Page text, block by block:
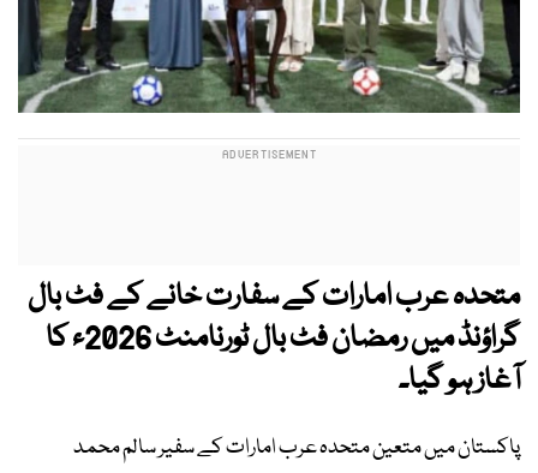
متحدہ عرب امارات کے سفارت خانے کے فٹ بال
گراؤنڈ میں رمضان فٹ بال ٹورنامنٹ 2026ء کا
آغاز ہو گیا۔
پاکستان میں متعین متحدہ عرب امارات کے سفیر سالم محمد